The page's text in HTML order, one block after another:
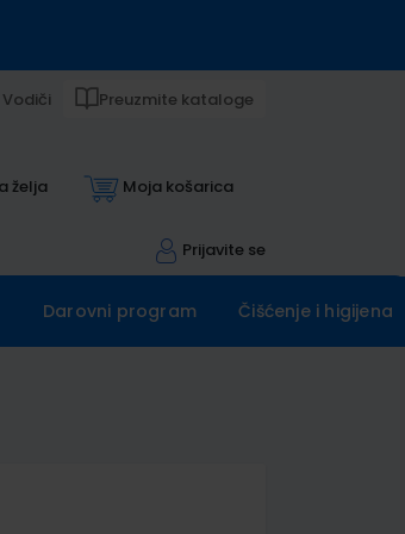
Vodiči Preuzmite kataloge
želja Moja košarica
Prijavite se
Darovni program Čišćenje i higijena